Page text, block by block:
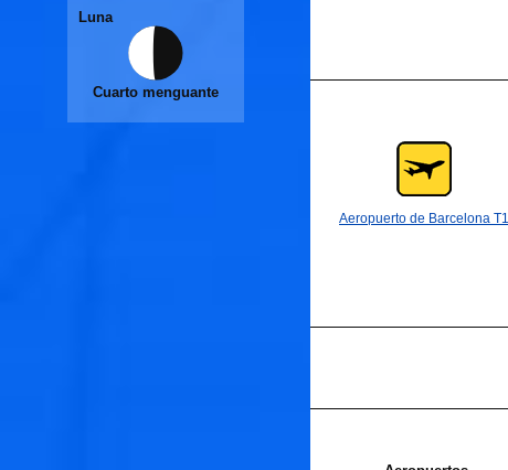
Aeropuerto de Barcelona T1
Luna
Cuarto menguante